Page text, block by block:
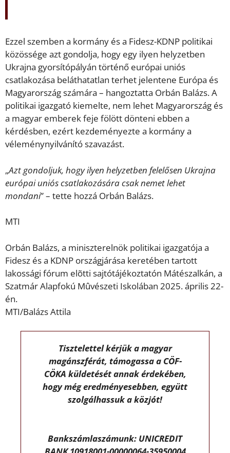
Ezzel szemben a kormány és a Fidesz-KDNP politikai
közössége azt gondolja, hogy egy ilyen helyzetben
Ukrajna gyorsítópályán történő európai uniós
csatlakozása beláthatatlan terhet jelentene Európa és
Magyarország számára – hangoztatta Orbán Balázs. A
politikai igazgató kiemelte, nem lehet Magyarország és
a magyar emberek feje fölött dönteni ebben a
kérdésben, ezért kezdeményezte a kormány a
véleménynyilvánító szavazást.
„Azt gondoljuk, hogy ilyen helyzetben felelősen Ukrajna
európai uniós csatlakozására csak nemet lehet
mondani” – tette hozzá Orbán Balázs.
MTI
Orbán Balázs, a miniszterelnök politikai igazgatója a
Fidesz és a KDNP országjárása keretében tartott
lakossági fórum elõtti sajtótájékoztatón Mátészalkán, a
Szatmár Alapfokú Mûvészeti Iskolában 2025. április 22-
én.
MTI/Balázs Attila
Tisztelettel kérjük a magyar
magánszférát, támogassa a CÖF-
CÖKA küldetését annak érdekében,
hogy még eredményesebben, együtt
szolgálhassuk a közjót!
Bankszámlaszámunk: UNICREDIT